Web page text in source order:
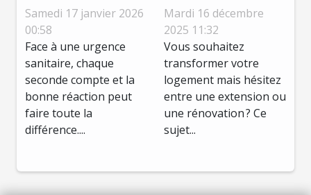
réagir face à
une urgence
sanitaire ?
Samedi 17 janvier 2026
00:58
Face à une urgence
sanitaire, chaque
seconde compte et la
bonne réaction peut
faire toute la
différence....
et extension
pour optimiser
votre espace ?
Mardi 16 décembre
2025 11:32
Vous souhaitez
transformer votre
logement mais hésitez
entre une extension ou
une rénovation ? Ce
sujet...